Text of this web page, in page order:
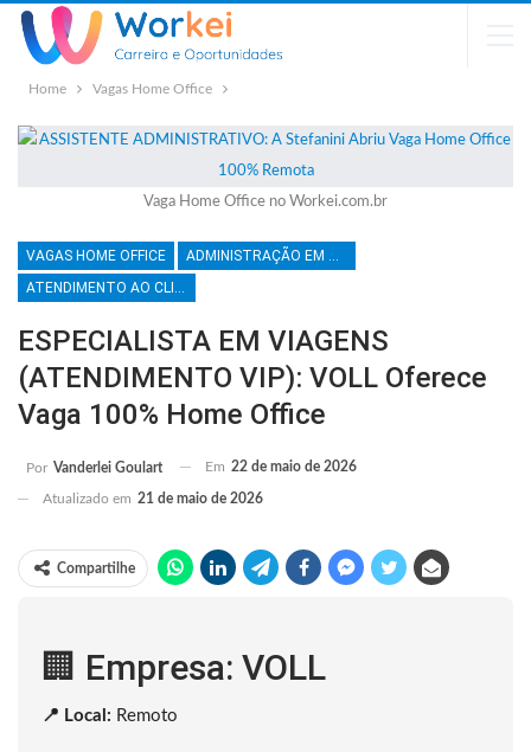
Home Vagas Home Office
Vaga Home Office no Workei.com.br
VAGAS HOME OFFICE
ADMINISTRAÇÃO EM GERAL
ATENDIMENTO AO CLIENTE
ESPECIALISTA EM VIAGENS
(ATENDIMENTO VIP): VOLL Oferece
Vaga 100% Home Office
Por Vanderlei Goulart Em 22 de maio de 2026
Atualizado em 21 de maio de 2026
Compartilhe
🏢 Empresa: VOLL
📍 Local: Remoto